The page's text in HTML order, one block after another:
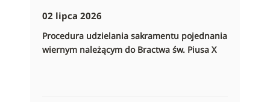
02 lipca 2026
Procedura udzielania sakramentu pojednania
wiernym należącym do Bractwa św. Piusa X